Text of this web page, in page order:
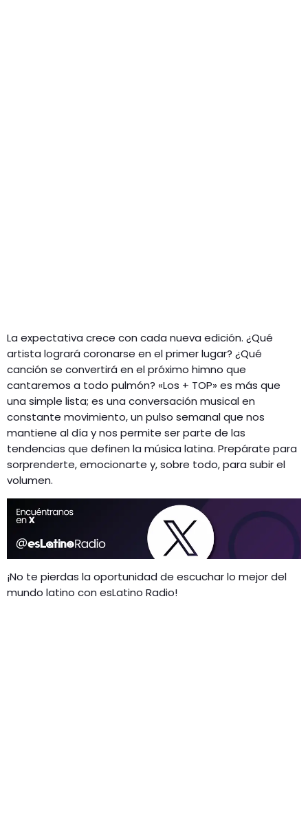
La expectativa crece con cada nueva edición. ¿Qué
artista logrará coronarse en el primer lugar? ¿Qué
canción se convertirá en el próximo himno que
cantaremos a todo pulmón? «Los + TOP» es más que
una simple lista; es una conversación musical en
constante movimiento, un pulso semanal que nos
mantiene al día y nos permite ser parte de las
tendencias que definen la música latina. Prepárate para
sorprenderte, emocionarte y, sobre todo, para subir el
volumen.
¡No te pierdas la oportunidad de escuchar lo mejor del
mundo latino con esLatino Radio!